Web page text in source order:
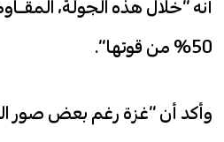
أنه “خلال هذه الجولة،
50% من قوتها”.
وأكد أن “غزة رغم بعض صور